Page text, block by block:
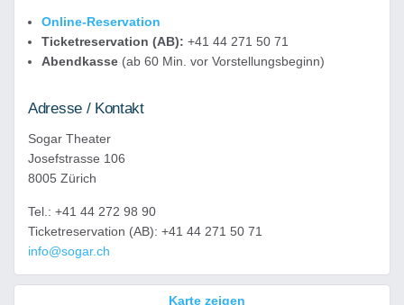
Online-Reservation
Ticketreservation (AB): +41 44 271 50 71
Abendkasse (ab 60 Min. vor Vorstellungsbeginn)
Adresse / Kontakt
Sogar Theater
Josefstrasse 106
8005 Zürich
Tel.: +41 44 272 98 90
Ticketreservation (AB): +41 44 271 50 71
info@sogar.ch
Karte zeigen